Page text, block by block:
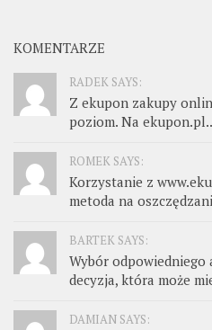
KOMENTARZE
RADEK SAYS:
Z ekupon zakupy
poziom. Na
ROMEK SAYS:
Korzystanie z
metoda na
BARTEK SAYS:
Wybór
decyzja, która może
DAMIAN SAYS: